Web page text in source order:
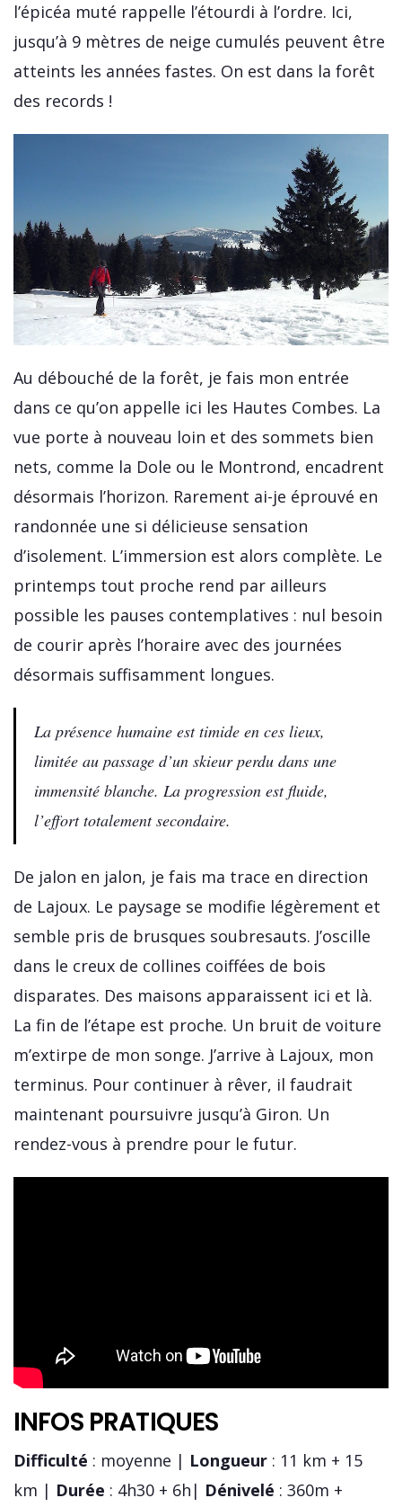
l’épicéa muté rappelle l’étourdi à l’ordre. Ici,
jusqu’à 9 mètres de neige cumulés peuvent être
atteints les années fastes. On est dans la forêt
des records !
Au débouché de la forêt, je fais mon entrée
dans ce qu’on appelle ici les Hautes Combes. La
vue porte à nouveau loin et des sommets bien
nets, comme la Dole ou le Montrond, encadrent
désormais l’horizon. Rarement ai-je éprouvé en
randonnée une si délicieuse sensation
d’isolement. L’immersion est alors complète. Le
printemps tout proche rend par ailleurs
possible les pauses contemplatives : nul besoin
de courir après l’horaire avec des journées
désormais suffisamment longues.
La présence humaine est timide en ces lieux,
limitée au passage d’un skieur perdu dans une
immensité blanche. La progression est fluide,
l’effort totalement secondaire.
De jalon en jalon, je fais ma trace en direction
de Lajoux. Le paysage se modifie légèrement et
semble pris de brusques soubresauts. J’oscille
dans le creux de collines coiffées de bois
disparates. Des maisons apparaissent ici et là.
La fin de l’étape est proche. Un bruit de voiture
m’extirpe de mon songe. J’arrive à Lajoux, mon
terminus. Pour continuer à rêver, il faudrait
maintenant poursuivre jusqu’à Giron. Un
rendez-vous à prendre pour le futur.
INFOS PRATIQUES
Difficulté : moyenne | Longueur : 11 km + 15
km | Durée : 4h30 + 6h| Dénivelé : 360m +